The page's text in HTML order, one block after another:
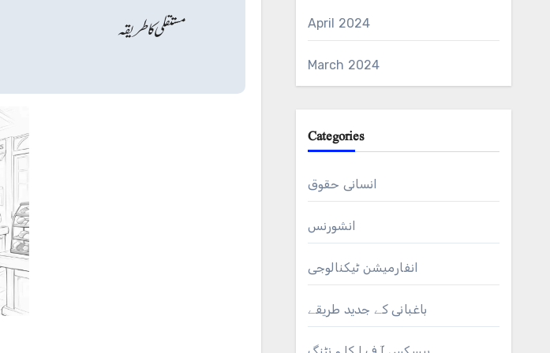
مستقلی کا طریقہ April 2024
March 2024
Categories
انسانی حقوق
انشورنس
انفارمیشن ٹیکنالوجی
باغبانی کے جدید طریقے